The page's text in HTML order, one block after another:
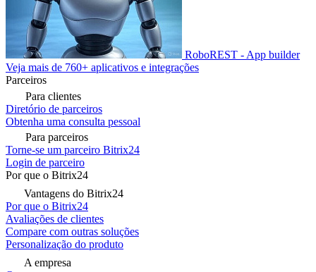
RoboREST - App builder
Veja mais de 760+ aplicativos e integrações
Parceiros
Para clientes
Diretório de parceiros
Obtenha uma consulta pessoal
Para parceiros
Torne-se um parceiro Bitrix24
Login de parceiro
Por que o Bitrix24
Vantagens do Bitrix24
Por que o Bitrix24
Avaliações de clientes
Compare com outras soluções
Personalização do produto
A empresa